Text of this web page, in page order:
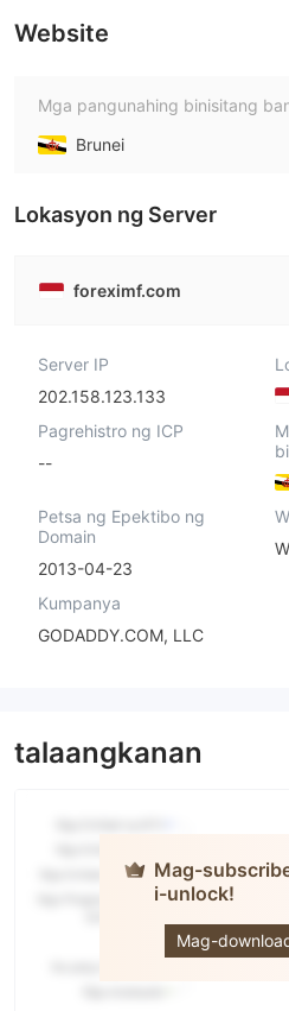
Website
Mga pangunahing binisitang
Brunei
Lokasyon ng Server
foreximf.com
Server IP
202.158.123.133
Pagrehistro ng ICP
--
Petsa ng Epektibo ng
Domain
2013-04-23
Kumpanya
GODADDY.COM, LLC
talaangkanan
Mag-
i-unlock!
Mag-